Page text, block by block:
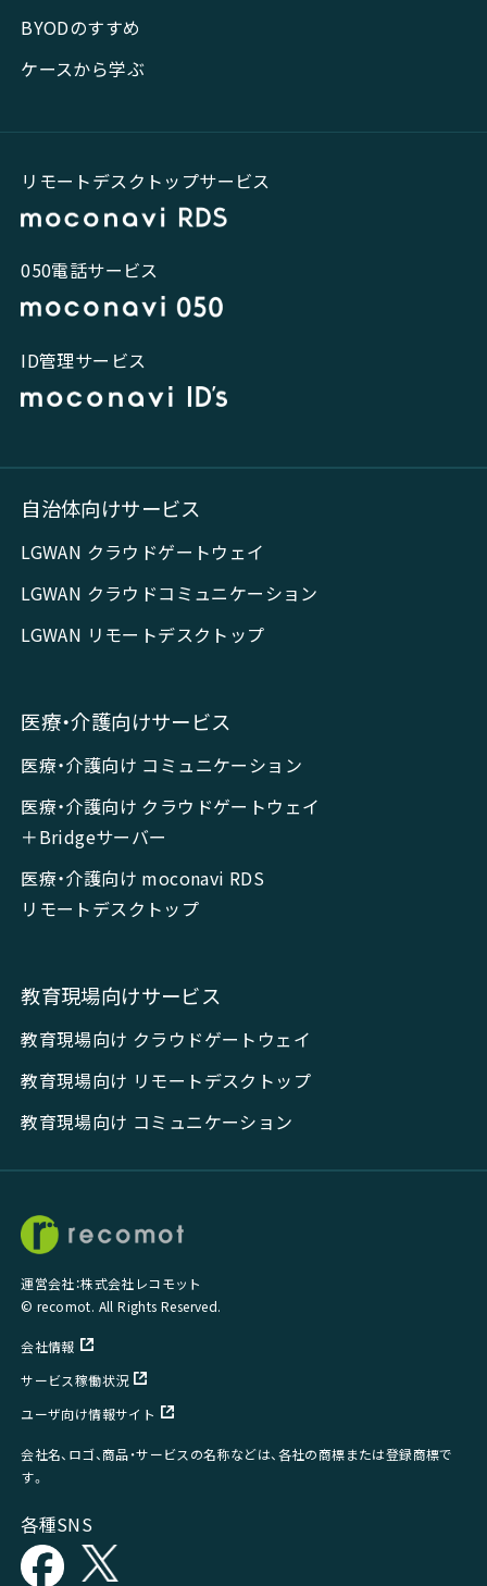
BYODのすすめ
ケースから学ぶ
リモートデスクトップサービス
050電話サービス
ID管理サービス
自治体向けサービス
LGWAN クラウドゲートウェイ
LGWAN クラウドコミュニケーション
LGWAN リモートデスクトップ
医療・介護向けサービス
医療・介護向け コミュニケーション
医療・介護向け クラウドゲートウェイ
＋Bridgeサーバー
医療・介護向け moconavi RDS
リモートデスクトップ
教育現場向けサービス
教育現場向け クラウドゲートウェイ
教育現場向け リモートデスクトップ
教育現場向け コミュニケーション
運営会社：株式会社レコモット
© recomot. All Rights Reserved.
会社情報
サービス稼働状況
ユーザ向け情報サイト
会社名、ロゴ、商品・サービスの名称などは、各社の商標または登録商標で
す。
各種SNS